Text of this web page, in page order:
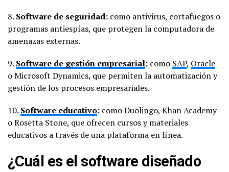
8. Software de seguridad: como antivirus, cortafuegos o
programas antiespías, que protegen la computadora de
amenazas externas.
9. Software de gestión empresarial: como SAP, Oracle
o Microsoft Dynamics, que permiten la automatización y
gestión de los procesos empresariales.
10. Software educativo: como Duolingo, Khan Academy
o Rosetta Stone, que ofrecen cursos y materiales
educativos a través de una plataforma en línea.
¿Cuál es el software diseñado